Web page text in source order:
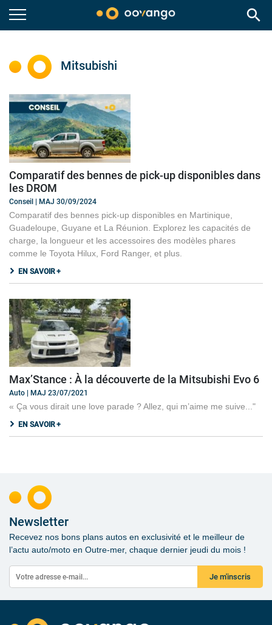
search
Mitsubishi
Comparatif des bennes de pick-up disponibles dans
les DROM
Conseil | MAJ 30/09/2024
Comparatif des bennes pick-up disponibles en Martinique,
Guadeloupe, Guyane et La Réunion. Explorez les capacités de
charge, la longueur et les accessoires des modèles phares
comme le Toyota Hilux, Ford Ranger, et plus.
EN SAVOIR +
Max’Stance : À la découverte de la Mitsubishi Evo 6
Auto | MAJ 23/07/2021
« Ça vous dirait une love parade ? Allez, qui m’aime me suive..."
EN SAVOIR +
Newsletter
Recevez nos bons plans autos en exclusivité et le meilleur de
l’actu auto/moto en Outre-mer, chaque dernier jeudi du mois !
Je m'inscris